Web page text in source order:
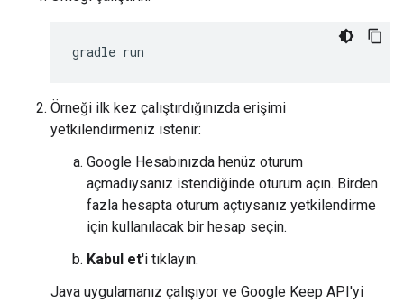
Örneği ilk kez çalıştırdığınızda erişimi
yetkilendirmeniz istenir:
Google Hesabınızda henüz oturum
açmadıysanız istendiğinde oturum açın. Birden
fazla hesapta oturum açtıysanız yetkilendirme
için kullanılacak bir hesap seçin.
Kabul et'i tıklayın.
Java uygulamanız çalışıyor ve Google Keep API'yi